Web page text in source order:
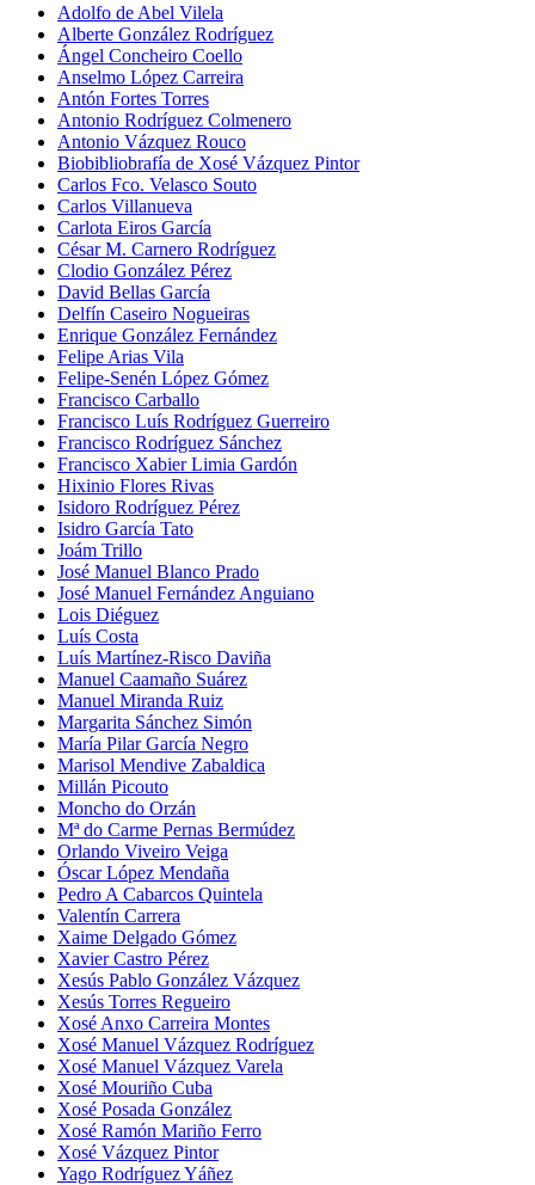
Adolfo de Abel Vilela
Alberte González Rodríguez
Ángel Concheiro Coello
Anselmo López Carreira
Antón Fortes Torres
Antonio Rodríguez Colmenero
Antonio Vázquez Rouco
Biobibliobrafía de Xosé Vázquez Pintor
Carlos Fco. Velasco Souto
Carlos Villanueva
Carlota Eiros García
César M. Carnero Rodríguez
Clodio González Pérez
David Bellas García
Delfín Caseiro Nogueiras
Enrique González Fernández
Felipe Arias Vila
Felipe-Senén López Gómez
Francisco Carballo
Francisco Luís Rodríguez Guerreiro
Francisco Rodríguez Sánchez
Francisco Xabier Limia Gardón
Hixinio Flores Rivas
Isidoro Rodríguez Pérez
Isidro García Tato
Joám Trillo
José Manuel Blanco Prado
José Manuel Fernández Anguiano
Lois Diéguez
Luís Costa
Luís Martínez-Risco Daviña
Manuel Caamaño Suárez
Manuel Miranda Ruiz
Margarita Sánchez Simón
María Pilar García Negro
Marisol Mendive Zabaldica
Millán Picouto
Moncho do Orzán
Mª do Carme Pernas Bermúdez
Orlando Viveiro Veiga
Óscar López Mendaña
Pedro A Cabarcos Quintela
Valentín Carrera
Xaime Delgado Gómez
Xavier Castro Pérez
Xesús Pablo González Vázquez
Xesús Torres Regueiro
Xosé Anxo Carreira Montes
Xosé Manuel Vázquez Rodríguez
Xosé Manuel Vázquez Varela
Xosé Mouriño Cuba
Xosé Posada González
Xosé Ramón Mariño Ferro
Xosé Vázquez Pintor
Yago Rodríguez Yáñez